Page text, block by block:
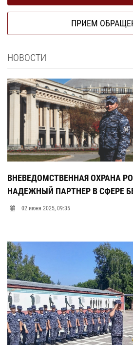
ПРИЕМ
НОВОСТИ
ВНЕВЕДОМСТВЕННАЯ ОХРАНА
НАДЕЖНЫЙ ПАРТНЕР В СФЕРЕ
02 июня 2025, 09:35